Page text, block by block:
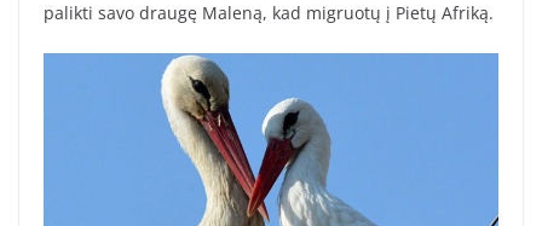
palikti savo draugę Maleną, kad migruotų į Pietų Afriką.